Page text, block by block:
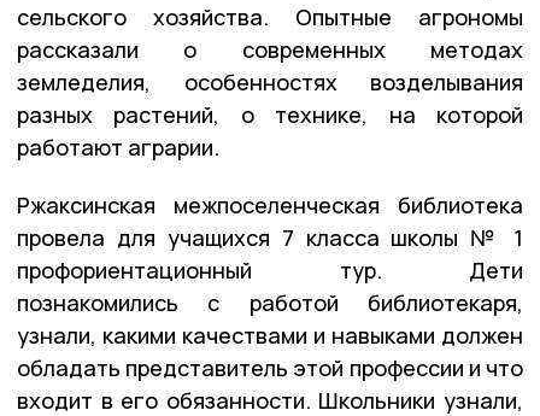
сельского хозяйства. Опытные агрономы
рассказали о современных методах
земледелия, особенностях возделывания
разных растений, о технике, на которой
работают аграрии.
Ржаксинская межпоселенческая библиотека
провела для учащихся 7 класса школы № 1
профориентационный тур. Дети
познакомились с работой библиотекаря,
узнали, какими качествами и навыками должен
обладать представитель этой профессии и что
входит в его обязанности. Школьники узнали,